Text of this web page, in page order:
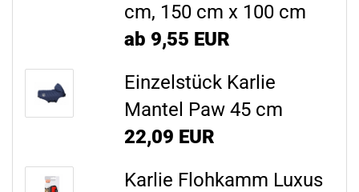
cm, 150 cm x 100 cm
ab 9,55 EUR
Einzelstück Karlie
Mantel Paw 45 cm
22,09 EUR
Karlie Flohkamm Luxus